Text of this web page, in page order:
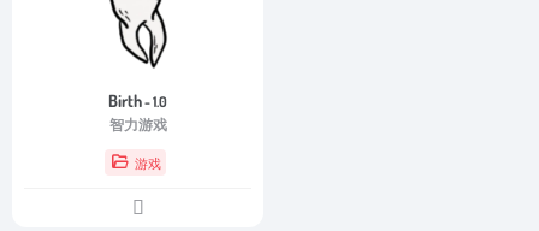
Birth- 1.0
智力游戏
游戏